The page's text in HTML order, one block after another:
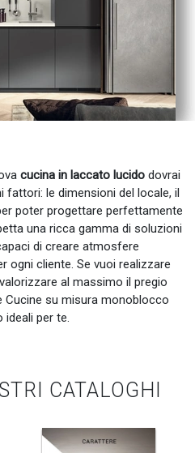
cucina in laccato lucido dovrai
le dimensioni del locale, il
poter progettare perfettamente
una ricca gamma di soluzioni
di creare atmosfere
ogni cliente. Se vuoi realizzare
al massimo il pregio
Cucine su misura monoblocco
ideali per te.
CATALOGHI